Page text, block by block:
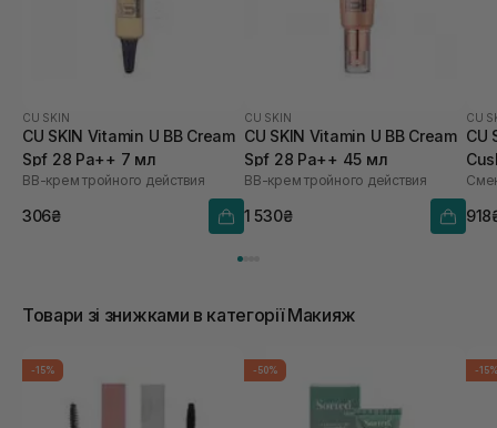
CU SKIN
CU SKIN Vitamin U BB Cream
Spf 28 Pa++ 7 мл
BB-крем тройного действия
306₴
CU SKIN
CU SKIN Vitamin U BB Cream
Spf 28 Pa++ 45 мл
BB-крем тройного действия
1 530₴
CU
CU
21
Товари зі знижками в категорії Макияж
-15% -50% -